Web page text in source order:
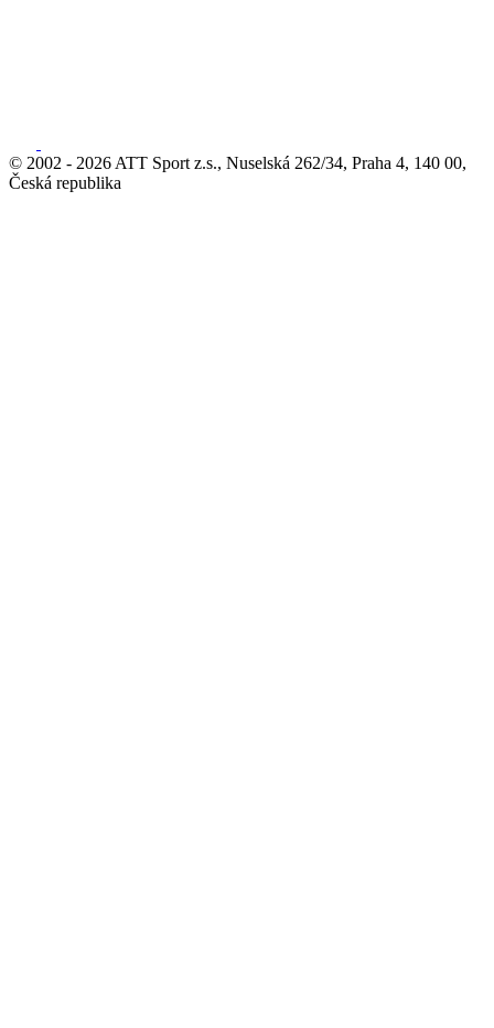
© 2002 - 2026 ATT Sport z.s., Nuselská 262/34, Praha 4, 140 00,
Česká republika